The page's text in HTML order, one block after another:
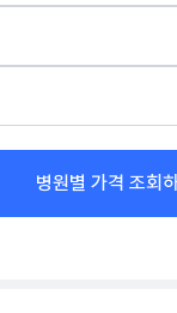
병원별 가격 조회하